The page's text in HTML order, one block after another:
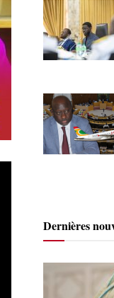
Dernières